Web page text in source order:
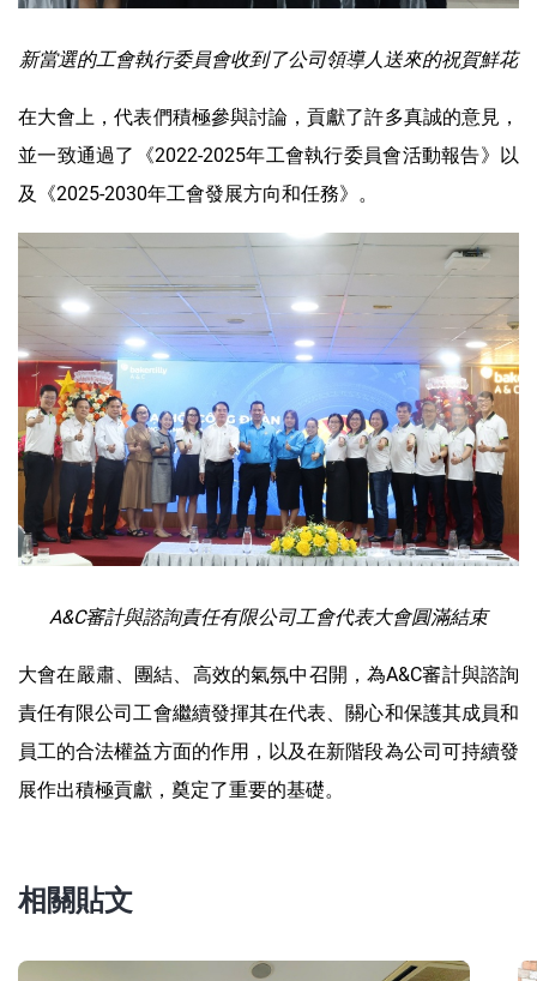
新當選的工會執行委員會收到了公司領導人送來的祝賀鮮花
在大會上，代表們積極參與討論，貢獻了許多真誠的意見，
並一致通過了《2022-2025年工會執行委員會活動報告》以
及《2025-2030年工會發展方向和任務》。
A&C審計與諮詢責任有限公司工會代表大會圓滿結束
大會在嚴肅、團結、高效的氣氛中召開，為A&C審計與諮詢
責任有限公司工會繼續發揮其在代表、關心和保護其成員和
員工的合法權益方面的作用，以及在新階段為公司可持續發
展作出積極貢獻，奠定了重要的基礎。
相關貼文